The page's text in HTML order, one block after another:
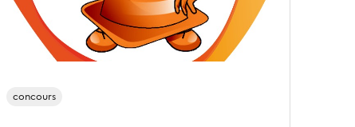
concours